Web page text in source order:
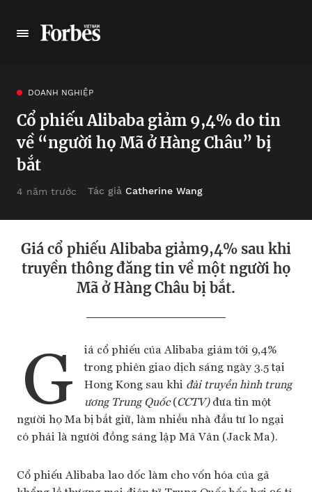
DOANH NGHIỆP
Cổ phiếu Alibaba giảm 9,4% do tin
về “người họ Mã ở Hàng Châu” bị
bắt
4 năm trước Tác giả Catherine Wang
Giá cổ phiếu Alibaba giảm9,4% sau khi
truyền thông đăng tin về một người họ
Mã ở Hàng Châu bị bắt.
G
iá cổ phiếu của Alibaba giảm tới 9,4%
trong phiên giao dịch sáng ngày 3.5 tại
Hong Kong sau khi đài truyền hình trung
ương Trung Quốc(CCTV)đưa tin một
người họ Ma bị bắt giữ, làm nhiều nhà đầu tư lo ngại
có phải là người đồng sáng lập Mã Vân (Jack Ma).
Cổ phiếu Alibaba lao dốc làm cho vốn hóa của gã